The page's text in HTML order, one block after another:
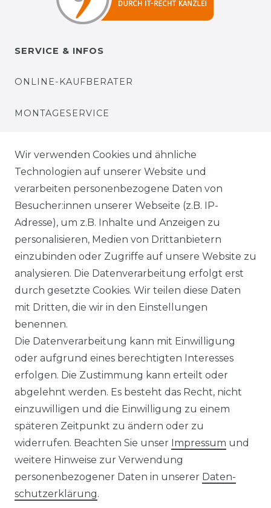
SERVICE & INFOS
ONLINE-KAUFBERATER
MONTAGESERVICE
BEZAHLUNG
KLIMA- UND UMWELTSCHUTZ
LEXIKON
UNTERNEHMEN
ÜBER UNS
HERSTELLER
REFERENZEN
Wir verwenden Cookies und ähnliche
Technologien auf unserer Website und
verarbeiten personenbezogene Daten von
Besucher:innen unserer Webseite (z.B. IP-
Adresse), um z.B. Inhalte und Anzeigen zu
personalisieren, Medien von Drittanbietern
einzubinden oder Zugriffe auf unsere Website zu
analysieren. Die Datenverarbeitung erfolgt erst
durch gesetzte Cookies. Wir teilen diese Daten
mit Dritten, die wir in den Einstellungen
benennen.
Die Datenverarbeitung kann mit Einwilligung
oder aufgrund eines berechtigten Interesses
erfolgen. Die Zustimmung kann erteilt oder
abgelehnt werden. Es besteht das Recht, nicht
einzuwilligen und die Einwilligung zu einem
späteren Zeitpunkt zu ändern oder zu
widerrufen. Beachten Sie unser Impressum und
weitere Hinweise zur Verwendung
personenbezogener Daten in unserer Daten­
schutz­erklärung.